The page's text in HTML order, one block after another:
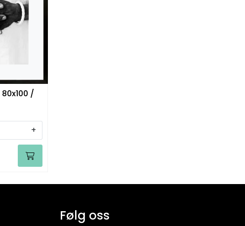
/
+
Følg oss